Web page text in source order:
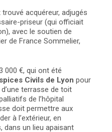
acquéreur, adjugés
priseur (qui officiait
avec le soutien de
de France Sommelier,
000 €, qui ont été
Civils de Lyon pour
terrasse de toit
de l’hôpital
doit permettre aux
à l’extérieur, en
dans un lieu apaisant